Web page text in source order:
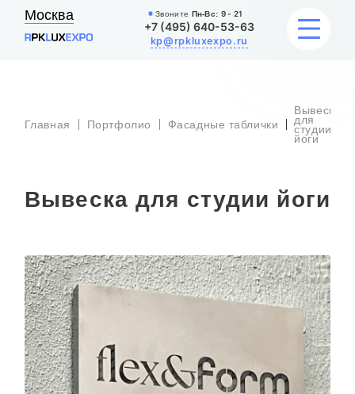
Москва Звоните Пн-Вс: 9 - 21
+7 (495) 640-53-63
kp@rpkluxexpo.ru
ВЫВЕСКИ
ЦЕНЫ
НАШИ РАБОТЫ
БЛОГ
О КОМПАНИИ
Главная Портфолио Фасадные таблички
Вывеска
для
студии
йоги
Вывеска для студии йоги